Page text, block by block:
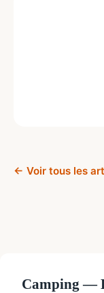
← Voir tous les
Camping —